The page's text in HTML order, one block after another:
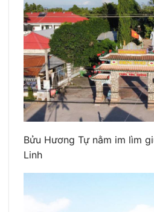
Bửu Hương Tự nằm im lìm
Linh